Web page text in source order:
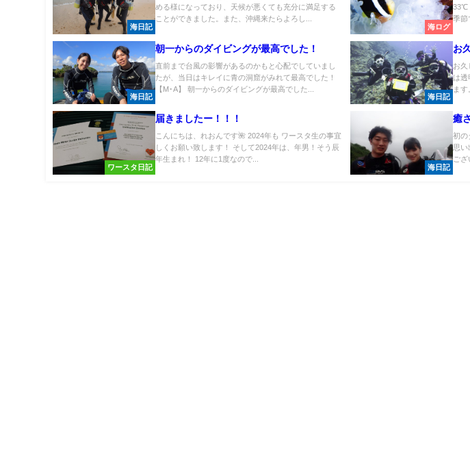
海日記
める様になっており、天候が悪くても充分に満足する
ことができました。また、沖縄来たらよろし...
海ログ
33℃
季節
海日記
朝一からのダイビングが最高でした！
直前まで台風の影響があるのかもと心配でしていまし
たが、当日はキレイに青の洞窟がみれて最高でした！
【M･A】 朝一からのダイビングが最高でした...
海日記
お
お久
は透
ます
ワースタ日記
届きましたー！！！
こんにちは、れおんです🌺 2024年も ワースタ生の事宜
しくお願い致します！ そして2024年は、年男！そう辰
年生まれ！ 12年に1度なので...
海日記
癒
初の
思い
ご